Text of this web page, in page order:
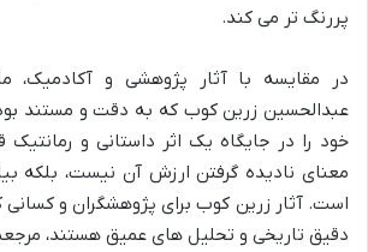
پررنگ تر می کند.
در مقایسه با آثار پژوهشی و آکادمیک،
عبدالحسین زرین کوب که به دقت و مستند
خود را در جایگاه یک اثر داستانی و
معنای نادیده گرفتن ارزش آن نیست، بلکه
است. آثار زرین کوب برای پژوهشگران و کسانی
دقیق تاریخی و تحلیل های عمیق هستند،